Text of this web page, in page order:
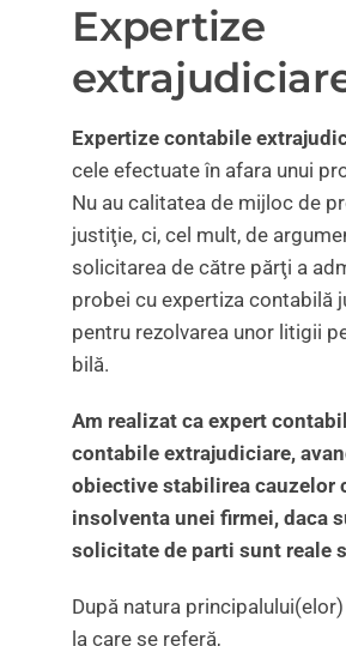
Expertize
Expertize contabile
cele efectuate în afara unui
Nu au calitatea de mijloc de
justiţie, ci, cel mult, de
solicitarea de către părţi a
probei cu expertiza contabilă
pentru rezolvarea unor litigii
bilă.
Am realizat ca expert
contabile extrajudiciare,
obiective stabilirea cauzelor
insolventa unei firmei, daca
solicitate de parti sunt reale
După natura
la care se referă,